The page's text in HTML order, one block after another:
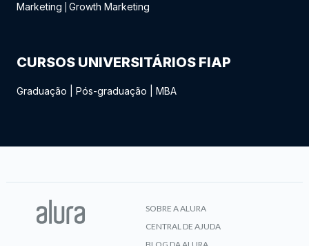
Marketing
Growth Marketing
CURSOS UNIVERSITÁRIOS FIAP
Graduação Pós-graduação MBA
SOBRE A ALURA
CENTRAL DE AJUDA